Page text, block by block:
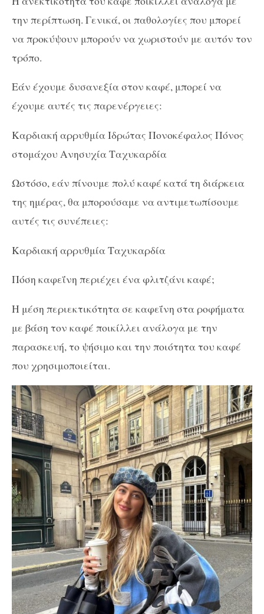
την περίπτωση. Γενικά, οι παθολογίες που μπορεί
να προκύψουν μπορούν να χωριστούν με αυτόν τον
τρόπο.
Εάν έχουμε δυσανεξία στον καφέ, μπορεί να
έχουμε αυτές τις παρενέργειες:
Καρδιακή αρρυθμία Ιδρώτας Πονοκέφαλος Πόνος
στομάχου Ανησυχία Ταχυκαρδία
Ωστόσο, εάν πίνουμε πολύ καφέ κατά τη διάρκεια
της ημέρας, θα μπορούσαμε να αντιμετωπίσουμε
αυτές τις συνέπειες:
Καρδιακή αρρυθμία Ταχυκαρδία
Πόση καφεΐνη περιέχει ένα φλιτζάνι καφέ;
Η μέση περιεκτικότητα σε καφεΐνη στα ροφήματα
με βάση τον καφέ ποικίλλει ανάλογα με την
παρασκευή, το ψήσιμο και την ποιότητα του καφέ
που χρησιμοποιείται.